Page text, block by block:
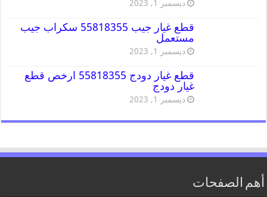
ديسمبر 1, 2023
قطع غيار جيب 55818355 سكراب جيب
مستعمل
ديسمبر 1, 2023
قطع غيار دودج 55818355 ارخص قطع
غيار دودج
ديسمبر 1, 2023
أهم الصفحات